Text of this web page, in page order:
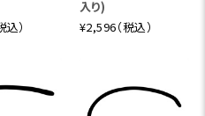
）
入り)
¥2,596（税込）